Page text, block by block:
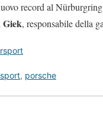
record al
Giek, responsabile della
, porsche